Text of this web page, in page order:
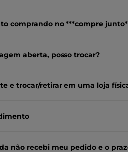
comprando no ***compre
aberta, posso trocar?
e trocar/retirar em uma loja
não recebi meu pedido e o